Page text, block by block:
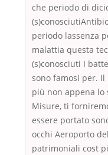
che periodo di
periodo lassenza
malattia questa
(s)conosciuti I
sono famosi per.
più non appena lo
Misure, ti
essere portato
occhi Aeroporto
patrimoniali cost